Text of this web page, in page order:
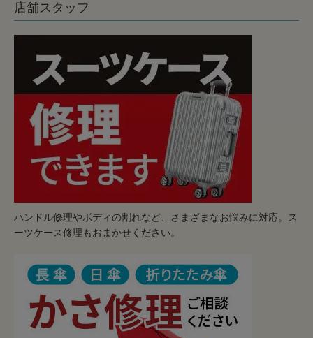
店舗スタッフ
ハンドル修理やボディの割れなど、さまざまなお悩みに対応。ス
ーツケース修理もおまかせください。